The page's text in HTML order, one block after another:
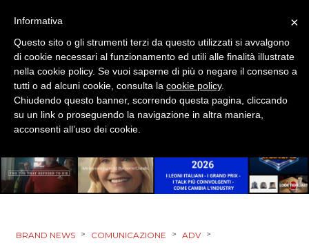
EVENTI
MOBILE
PROMOZIONI
PRODOTTI
PUNTI VENDITA
BRAND NEWS > COMUNICAZIONE > ADV >
×
Informativa
Questo sito o gli strumenti terzi da questo utilizzati si avvalgono
di cookie necessari al funzionamento ed utili alle finalità illustrate
nella cookie policy. Se vuoi saperne di più o negare il consenso a
tutti o ad alcuni cookie, consulta la cookie policy.
Chiudendo questo banner, scorrendo questa pagina, cliccando
su un link o proseguendo la navigazione in altra maniera,
acconsenti all’uso dei cookie.